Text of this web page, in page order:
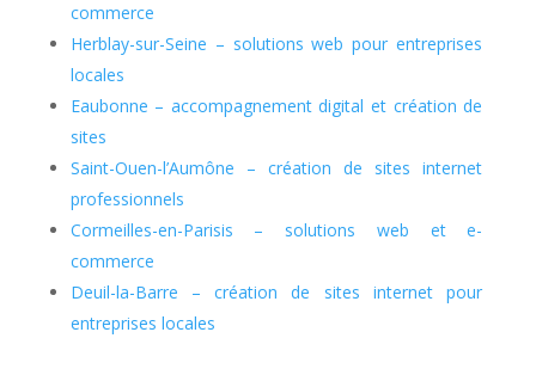
commerce
Herblay-sur-Seine – solutions web pour entreprises
locales
Eaubonne – accompagnement digital et création de
sites
Saint-Ouen-l’Aumône – création de sites internet
professionnels
Cormeilles-en-Parisis – solutions web et e-
commerce
Deuil-la-Barre – création de sites internet pour
entreprises locales